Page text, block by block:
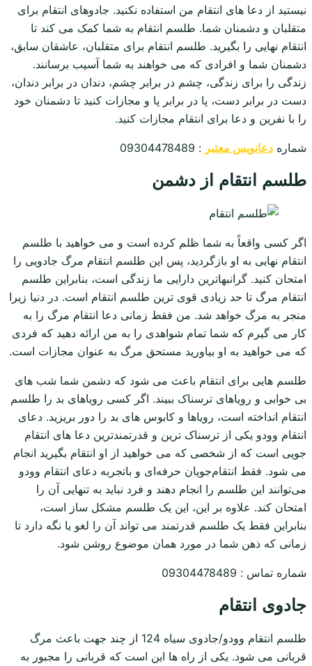
نیستید از دعا های انتقام من استفاده نکنید. جادوهای انتقام برای
متقلبان و دشمنان شما. طلسم انتقام به شما کمک می کند تا
انتقام نهایی را بگیرید. طلسم انتقام برای متقلبان، عاشقان سابق،
دشمنان شما و افرادی که می خواهند به شما آسیب برسانند.
زندگی را برای زندگی، چشم در برابر چشم، دندان در برابر دندان،
دست در برابر دست، پا در برابر پا و مجازات کنید تا دشمنان خود
را با نفرین و دعا برای انتقام مجازات کنید.
شماره دعانویس معتبر : 09304478489
طلسم انتقام از دشمن
اگر کسی واقعاً به شما ظلم کرده است و می خواهید با طلسم
انتقام نهایی به او بازگردید، پس این طلسم انتقام مرگ جادویی را
امتحان کنید. گرانبهاترین دارایی ما زندگی است، بنابراین طلسم
انتقام مرگ تا حد زیادی قوی ترین طلسم انتقام است. در دنیا زیرا
منجر به مرگ خواهد شد. من فقط زمانی دعا انتقام مرگ را به
کار می گیرم که شما تمام شواهدی را به من ارائه دهید که فردی
که می خواهید به او بیاورید مستحق مرگ به عنوان مجازات است.
طلسم هایی برای انتقام باعث می شود که دشمن شما شب های
بی خوابی و رویاهای ترسناک ببیند. اگر کسی رویاهای بد را طلسم
انتقام انداخته است، رویاها و کابوس های بد را دور بریزید. دعای
انتقام وودو یکی از ترسناک ترین و قدرتمندترین دعا های انتقام
جویی است که از شخصی که می خواهید از او انتقام بگیرید انجام
می شود. فقط انتقام‌جویان حرفه‌ای و باتجربه دعای انتقام وودو
می‌توانند این طلسم را انجام دهند و فرد نباید به تنهایی آن را
امتحان کند. علاوه بر این، این یک طلسم مشکل ساز است،
بنابراین فقط یک طلسم قدرتمند می تواند آن را لغو یا نگه دارد تا
زمانی که ذهن شما در مورد همان موضوع روشن شود.
شماره تماس : 09304478489
جادوی انتقام
طلسم انتقام وودو/جادوی سیاه 124 از چند جهت باعث مرگ
قربانی می شود. یکی از راه ها این است که قربانی را مجبور به